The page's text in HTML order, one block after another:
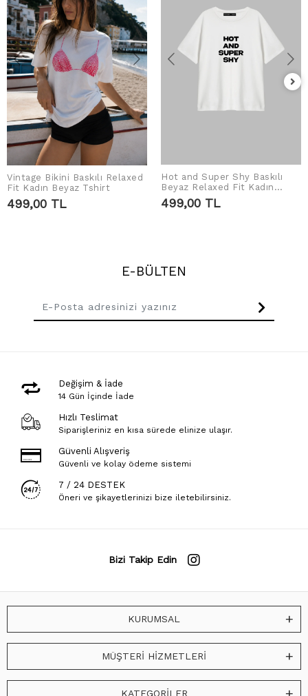
SEPETE EKLE
Vintage Bikini Baskılı Relaxed
Fit Kadın Beyaz Tshirt
499,00 TL
SEPETE EKLE
Hot and Super Shy Baskılı
Beyaz Relaxed Fit Kadın
Tshirt
499,00 TL
E-BÜLTEN
Değişim & İade
14 Gün İçinde İade
Hızlı Teslimat
Siparişleriniz en kısa sürede elinize ulaşır.
Güvenli Alışveriş
Güvenli ve kolay ödeme sistemi
7 / 24 DESTEK
Öneri ve şikayetlerinizi bize iletebilirsiniz.
Bizi Takip Edin
KURUMSAL
MÜŞTERİ HİZMETLERİ
KATEGORİLER